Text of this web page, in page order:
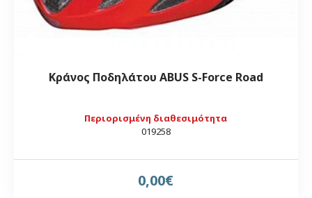
Περιορισμένη διαθεσιμότητα
019258
Κράνος Ποδηλάτου ABUS S-Force Road
0,00€